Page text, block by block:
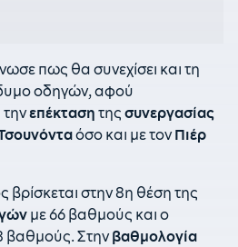
πως θα συνεχίσει και τη
οδηγών, αφού
επέκταση της συνεργασίας
όσο και με τονΠιέρ
βρίσκεται στην 8η θέση της
με 66 βαθμούς και ο
βαθμούς. Στηνβαθμολογία